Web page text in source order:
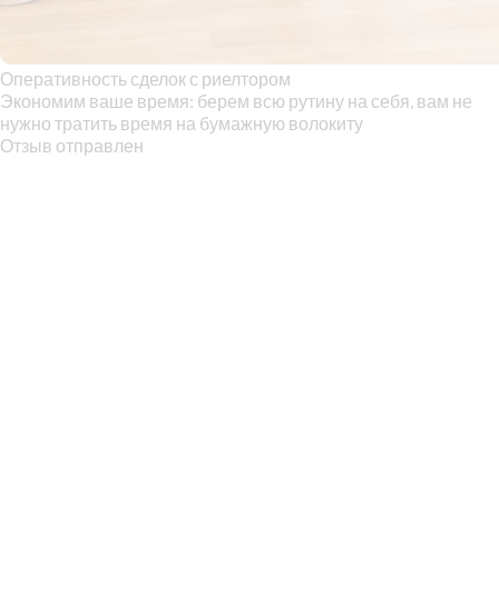
Оперативность сделок с риелтором
Экономим ваше время: берем всю рутину на себя, вам не
нужно тратить время на бумажную волокиту
Отзыв отправлен